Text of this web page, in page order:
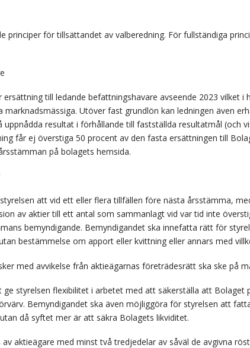
principer för tillsättandet av valberedning. För fullständiga
till ledande befattningshavare avseende 2023 vilket i
Utöver fast grundlön kan ledningen även
resultat i förhållande till fastställda resultatmål (och
får ej överstiga 50 procent av den fasta ersättningen till
på bolagets hemsida.
att vid ett eller flera tillfällen före nästa årsstämma,
av aktier till ett antal som sammanlagt vid var tid inte
bemyndigande. Bemyndigandet ska innefatta rätt för
bestämmelse om apport eller kvittning eller annars med
med avvikelse från aktieägarnas företrädesrätt ska ske på
styrelsen flexibilitet i arbetet med att säkerställa att Bolaget
Bemyndigandet ska även möjliggöra för styrelsen att
då syftet mer är att säkra Bolagets likviditet.
aktieägare med minst två tredjedelar av såväl de avgivna